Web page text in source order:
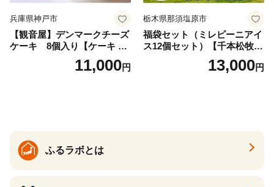
兵庫県神戸市
【観音屋】デンマークチーズ
ケーキ 8個入り【ケーキ チ
ーズケーキ 人気スイーツ お
すすめスイーツ 神戸スイー
11,000円
栃木県那須塩原市
福袋セット（ミレピーニアイ
ス12個セット）【千本松牧
場】 ns025-014-12 【デザー
ト 詰め合わせ ギフト】
13,000円
ふるラボとは